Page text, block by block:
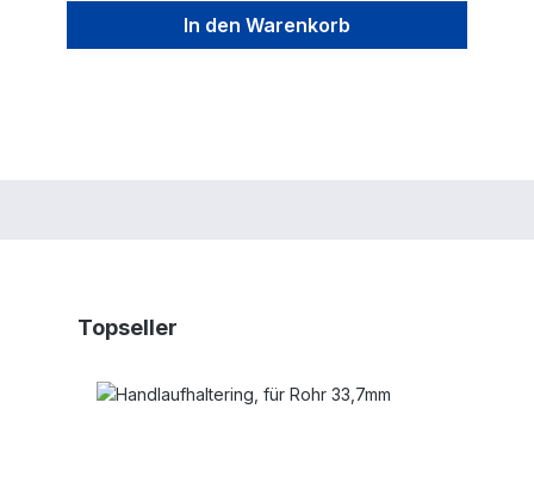
In den Warenkorb
Produktgalerie überspringen
Topseller